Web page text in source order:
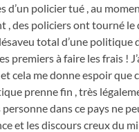
d’un policier tué , au
, des policiers ont tourné le
total d’une politique
premiers à faire les frais !
cela me donne espoir que
prenne fin , très
personne dans ce pays ne
et les discours creux du